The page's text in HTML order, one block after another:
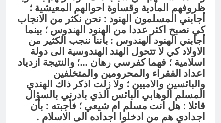
ظروفهم المادية وقساوة احوالهم المعيشية ؛
أجابني المسلمون الهنود : نحن نكثر من الانجاب
كي نصبح اكثر عددا من الهنود الهندوس ؛ بينما
أجابني الهنود الهندوس : بأننا ننجب الكثير من
الاولاد كي لا تتحول الهند الهندوسية الى دولة
اسلامية ؛ فهما كفرسي رهان …؛ والنتيجة ازدياد
اعداد الفقراء والمحرومين والمتخلفين
والبائسين والاميين ؛ ولا زلت اذكر ذاك الهندي
المسلم الوهابي البائس الذي بادرني بالسؤال
قائلا : هل انت مسلم ام شيعي ؛ فأجبته : بأن
اجدادي هم من ادخلوا اجداده الى الاسلام .